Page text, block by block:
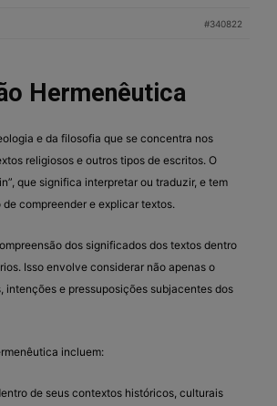
#340822
Hermenêutica
e da filosofia que se concentra nos
religiosos e outros tipos de escritos. O
que significa interpretar ou traduzir, e tem
compreender e explicar textos.
dos significados dos textos dentro
Isso envolve considerar não apenas o
intenções e pressuposições subjacentes dos
incluem:
de seus contextos históricos, culturais